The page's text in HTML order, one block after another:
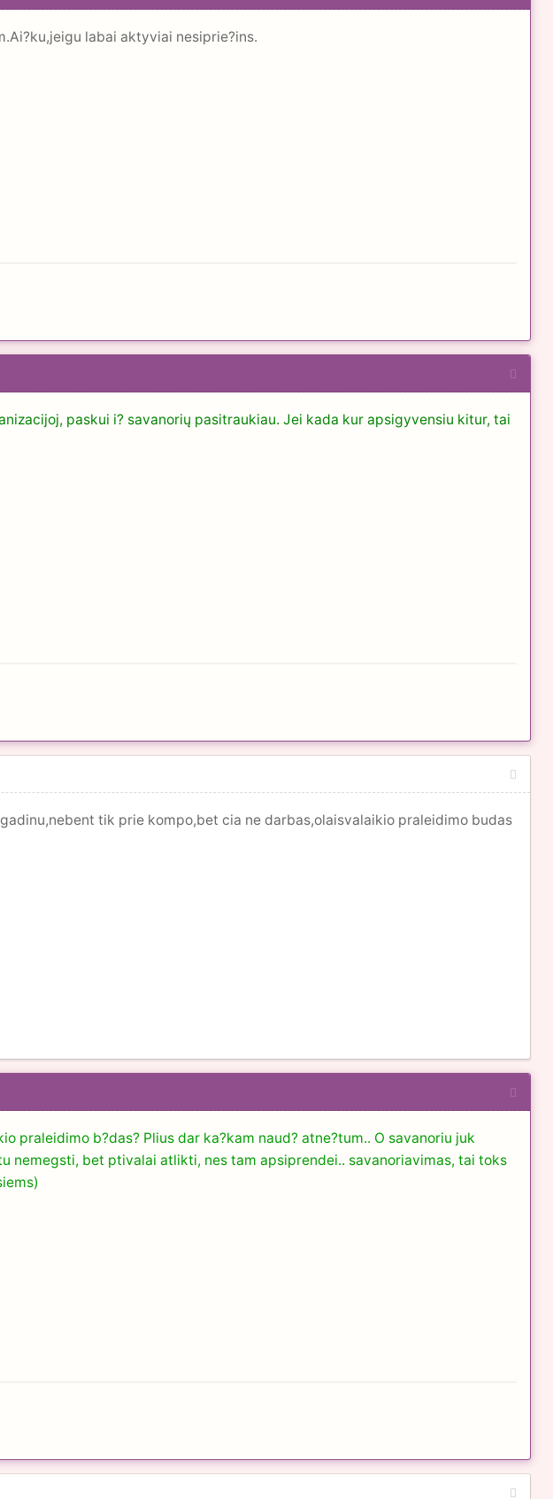
labai aktyviai nesiprie?ins.
paskui i? savanorių pasitraukiau. Jei kada kur apsigyvensiu kitur, tai
tik prie kompo,bet cia ne darbas,olaisvalaikio praleidimo budas
praleidimo b?das? Plius dar ka?kam naud? atne?tum.. O savanoriu juk
nemegsti, bet ptivalai atlikti, nes tam apsiprendei.. savanoriavimas, tai toks